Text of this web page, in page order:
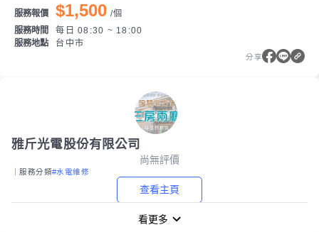
服務報價 $1,500 /個
服務時間
每日 08:30 ~ 18:00
服務地點
台中市
分享
雅斤光電股份有限公司
尚無評價
｜服務分類#水電維修
查看主頁
看更多